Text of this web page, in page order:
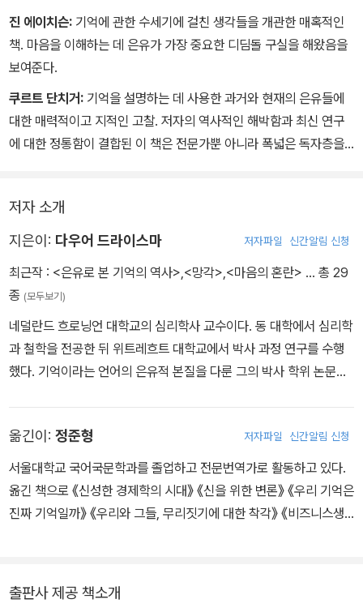
진 에이치슨: 기억에 관한 수세기에 걸친 생각들을 개관한 매혹적인
책. 마음을 이해하는 데 은유가 가장 중요한 디딤돌 구실을 해왔음을
보여준다.
쿠르트 단치거: 기억을 설명하는 데 사용한 과거와 현재의 은유들에
대한 매력적이고 지적인 고찰. 저자의 역사적인 해박함과 최신 연구
에 대한 정통함이 결합된 이 책은 전문가뿐 아니라 폭넓은 독자층을
저자 소개
지은이: 다우어 드라이스마 저자파일 신간알림 신청
최근작 : <은유로 본 기억의 역사>,<망각>,<마음의 혼란> … 총 29
종 (모두보기)
네덜란드 흐로닝언 대학교의 심리학사 교수이다. 동 대학에서 심리학
과 철학을 전공한 뒤 위트레흐트 대학교에서 박사 과정 연구를 수행
했다. 기억이라는 언어의 은유적 본질을 다룬 그의 박사 학위 논문인
을 집중한 끝에 《나이 들수록 왜 시간은 빨리 흐르는가》를 펴냈다. 이
책은 과학 저술에 주는 어벤티스 상의 최종 후보에 오르는가 하면, 흐
레스호프상, 2003 유레카 상, 얀 한로 문학논문상, 심리학협회상 등
과학과 문학 분야의 여러 상을 수상했다. 그 밖에 우리 삶에서 매우 중
음의 병들》, 기억에 관한 통념을 깨뜨리고 늙어가는 뇌의 진실에 관해
옮긴이: 정준형 저자파일 신간알림 신청
서울대학교 국어국문학과를 졸업하고 전문번역가로 활동하고 있다.
옮긴 책으로 《신성한 경제학의 시대》 《신을 위한 변론》 《우리 기억은
진짜 기억일까》 《우리와 그들, 무리짓기에 대한 착각》 《비즈니스생
출판사 제공 책소개